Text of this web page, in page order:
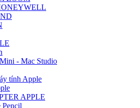
- Mac Studio
tính Apple
APPLE
Pencil